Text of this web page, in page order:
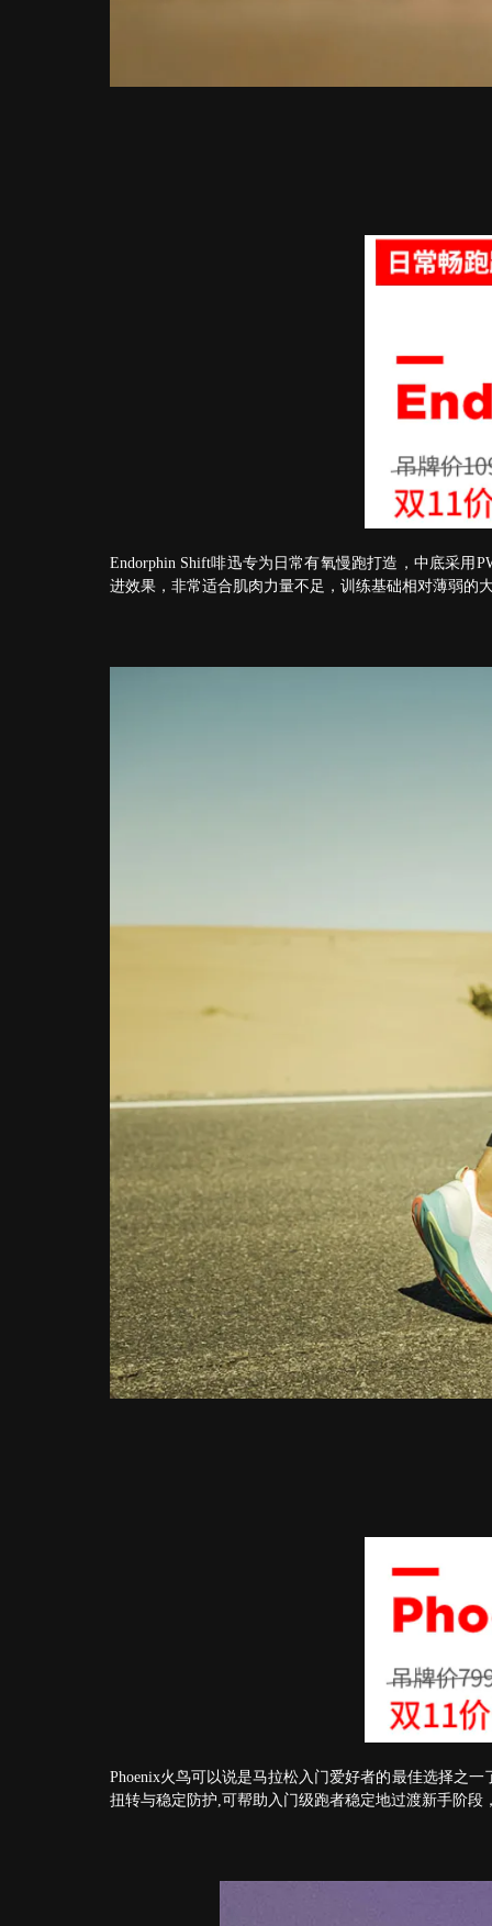
Endorphin Shift啡迅专为日常有氧慢跑打造，中底采用
进效果，非常适合肌肉力量不足，训练基础相对薄弱的
Phoenix火鸟可以说是马拉松入门爱好者的最佳选择之
扭转与稳定防护,可帮助入门级跑者稳定地过渡新手阶